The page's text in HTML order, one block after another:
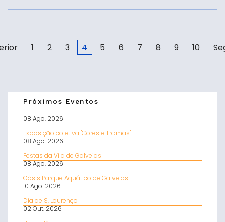
1 2 3 4 5 6 7 8 9 10
Próximos Eventos
08 Ago. 2026
Exposição coletiva "Cores e Tramas"
08 Ago. 2026
Festas da Vila de Galveias
08 Ago. 2026
Oásis Parque Aquático de Galveias
10 Ago. 2026
Dia de S. Lourenço
02 Out. 2026